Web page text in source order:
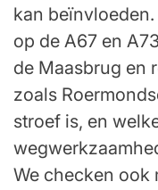
kan
op de A67 en
de Maasbrug en
zoals
stroef is, en
We checken ook